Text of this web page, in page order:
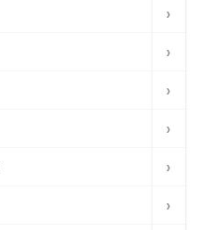
›
›
›
›
›
›